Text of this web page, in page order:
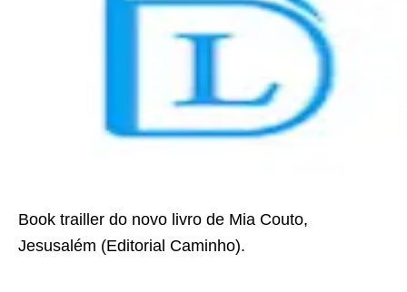
Book trailler do novo livro de Mia Couto,
Jesusalém (Editorial Caminho).